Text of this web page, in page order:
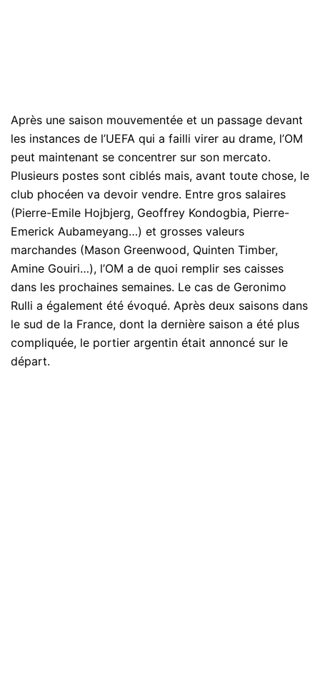
Après une saison mouvementée et un passage devant
les instances de l’UEFA qui a failli virer au drame, l’OM
peut maintenant se concentrer sur son mercato.
Plusieurs postes sont ciblés mais, avant toute chose, le
club phocéen va devoir vendre. Entre gros salaires
(Pierre-Emile Hojbjerg, Geoffrey Kondogbia, Pierre-
Emerick Aubameyang…) et grosses valeurs
marchandes (Mason Greenwood, Quinten Timber,
Amine Gouiri…), l’OM a de quoi remplir ses caisses
dans les prochaines semaines. Le cas de Geronimo
Rulli a également été évoqué. Après deux saisons dans
le sud de la France, dont la dernière saison a été plus
compliquée, le portier argentin était annoncé sur le
départ.